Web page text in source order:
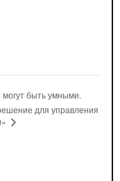
быть умными.
для управления